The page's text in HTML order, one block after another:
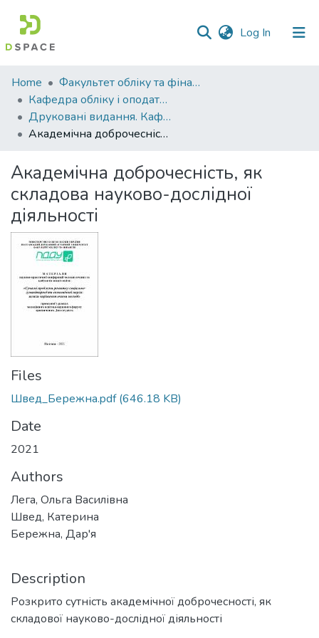
Log In (current)
Communities
&
Collections
All of DSpace
Statistics
Home
Факультет обліку та фінансів
Кафедра обліку і оподаткування
Друковані видання. Кафедра обліку і оподаткування
Академічна доброчесність, як складова науково-дослідної діяльності
Академічна доброчесність, як
складова науково-дослідної
діяльності
Files
Швед_Бережна.pdf(646.18 KB)
Date
2021
Authors
Лега, Ольга Василівна
Швед, Катерина
Бережна, Дар'я
Description
Розкрито сутність академічної доброчесності, як
складової науково-дослідної діяльності